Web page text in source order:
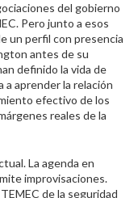
del gobierno
Pero junto a esos
un perfil con presencia
antes de su
definido la vida de
a aprender la relación
efectivo de los
reales de la
La agenda en
improvisaciones.
de la seguridad